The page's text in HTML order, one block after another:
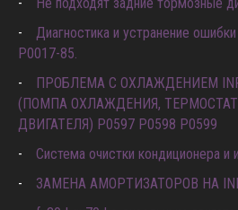
Не подходят задние тормозные
Диагностика и устранение
P0017-85.
ПРОБЛЕМА С ОХЛАЖДЕНИЕМ
(ПОМПА ОХЛАЖДЕНИЯ,
ДВИГАТЕЛЯ) P0597 P0598 P0599
Система очистки кондиционера и
ЗАМЕНА АМОРТИЗАТОРОВ НА